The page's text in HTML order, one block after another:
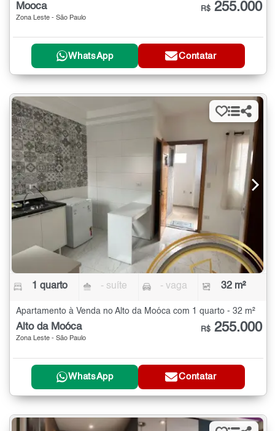
Mooca
Zona Leste - São Paulo
R$ 255.000
WhatsApp Contatar
1 quarto - suíte - vaga 32 m²
Apartamento à Venda no Alto da Moóca com 1 quarto - 32 m²
Alto da Moóca
Zona Leste - São Paulo
R$ 255.000
WhatsApp Contatar